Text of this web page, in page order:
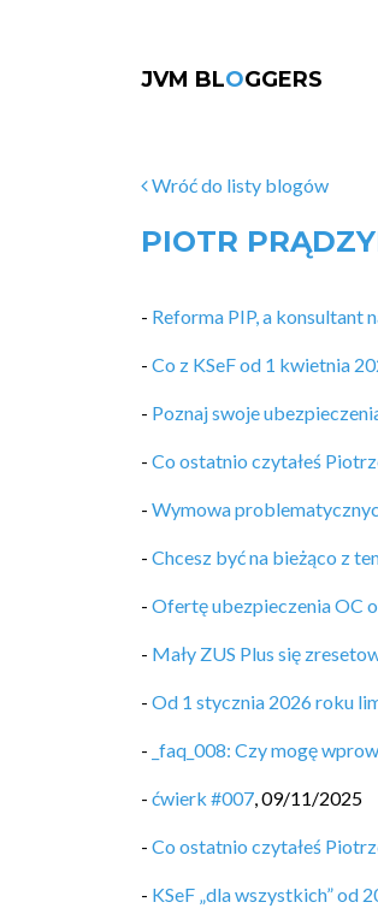
JVM BLOGGERS
Wróć do listy blogów
PIOTR
- Reforma PIP, a konsultant
- Co z KSeF od 1 kwietnia
- Poznaj swoje
- Co ostatnio czytałeś
- Wymowa
- Chcesz być na bieżąco z
- Ofertę ubezpieczenia OC
- Mały ZUS Plus się
- Od 1 stycznia 2026 roku
- _faq_008: Czy mogę
- ćwierk #007,09/11/2025
- Co ostatnio czytałeś
- KSeF „dla wszystkich” od